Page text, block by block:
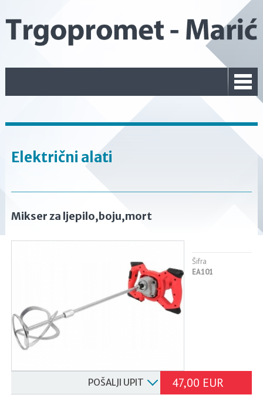
Električni alati
Mikser za ljepilo,boju,mort
Šifra
EA101
POŠALJI UPIT 47,00 EUR